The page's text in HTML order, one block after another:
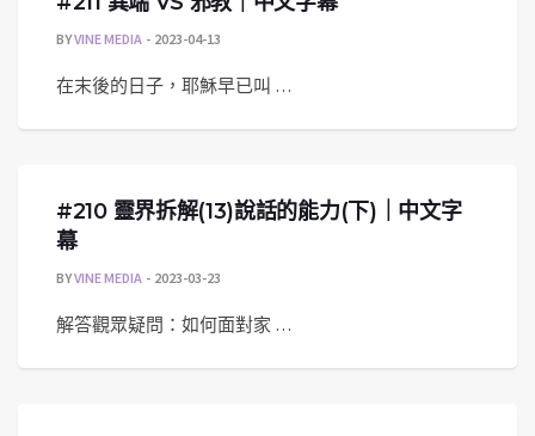
BYVINE MEDIA 2023-04-13
在末後的日子，耶穌早已叫 …
#210 靈界拆解(13)說話的能力(下)｜中文字
幕
BYVINE MEDIA 2023-03-23
解答觀眾疑問：如何面對家 …